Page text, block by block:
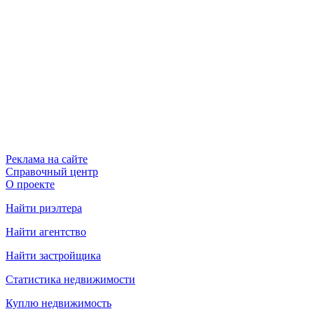
Реклама на сайте
Справочный центр
О проекте
Найти риэлтера
Найти агентство
Найти застройщика
Статистика недвижимости
Куплю недвижимость